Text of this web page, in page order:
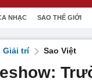
NHẠC SAO THẾ GIỚI
Giải trí Sao Việt